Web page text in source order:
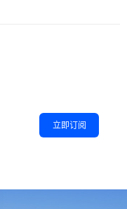
立即订阅